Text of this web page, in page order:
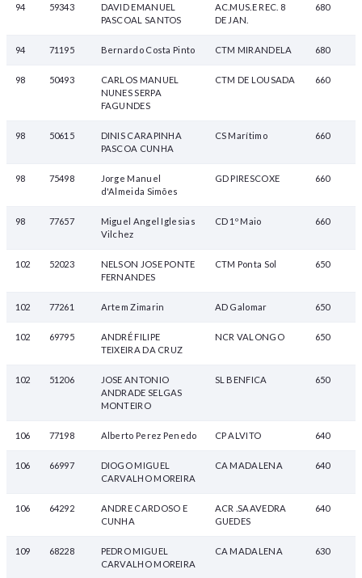
94 59343
DAVID EMANUEL
PASCOAL SANTOS
AC.MUS.E REC. 8
DE JAN.
680
94 71195 Bernardo Costa Pinto CTM MIRANDELA 680
98 50493
CARLOS MANUEL
NUNES SERPA
FAGUNDES
CTM DE LOUSADA 660
98 50615
DINIS CARAPINHA
PASCOA CUNHA
CS Marítimo 660
98 75498
Jorge Manuel
d'Almeida Simões
GD PIRESCOXE 660
98 77657
Miguel Angel Iglesias
Vilchez
CD 1º Maio 660
102 52023
NELSON JOSE PONTE
FERNANDES
CTM Ponta Sol 650
102 77261 Artem Zimarin AD Galomar 650
102 69795
ANDRÉ FILIPE
TEIXEIRA DA CRUZ
NCR VALONGO 650
102 51206
JOSE ANTONIO
ANDRADE SELGAS
MONTEIRO
SL BENFICA 650
106 77198 Alberto Perez Penedo CP ALVITO 640
106 66997
DIOGO MIGUEL
CARVALHO MOREIRA
CA MADALENA 640
106 64292
ANDRE CARDOSO E
CUNHA
ACR .SAAVEDRA
GUEDES
640
109 68228
PEDRO MIGUEL
CARVALHO MOREIRA
CA MADALENA 630